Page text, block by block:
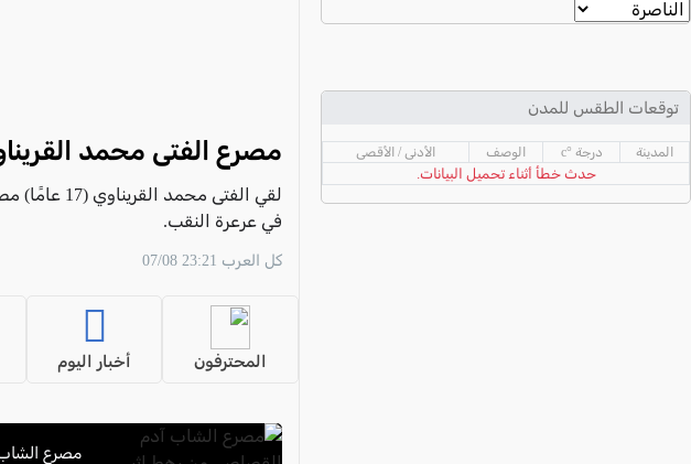
المغار والقضاء
توقعات الطقس للمدن
المدينة درجة °c الوصف الأدنى / الأقصى
حدث خطأ أثناء تحميل البيانات.
مصرع الفتى محمد
لقي الفتى
في عرعرة النقب.
كل العرب 23:21 07/08
المحترفون أخبار اليوم
مصرع